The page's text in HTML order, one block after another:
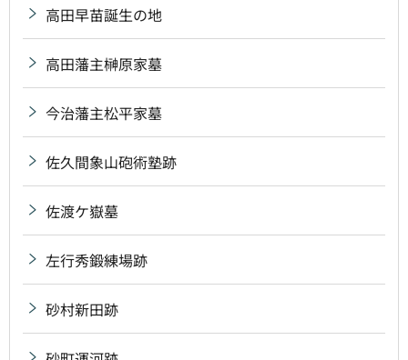
高田早苗誕生の地
高田藩主榊原家墓
今治藩主松平家墓
佐久間象山砲術塾跡
佐渡ケ嶽墓
左行秀鍛練場跡
砂村新田跡